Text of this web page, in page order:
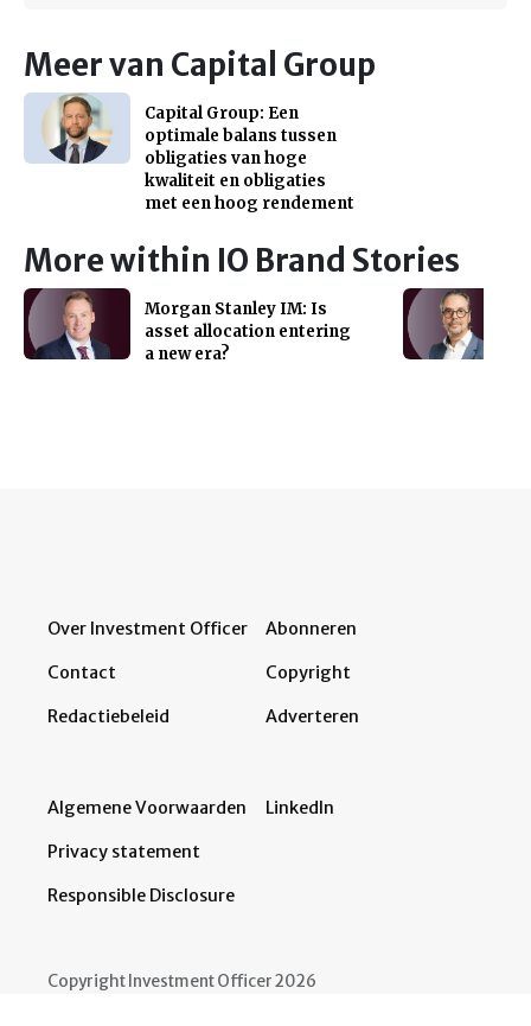
Meer van Capital Group
Capital Group: Een
optimale balans tussen
obligaties van hoge
kwaliteit en obligaties
met een hoog rendement
More within IO Brand Stories
Morgan Stanley IM: Is
asset allocation entering
a new era?
Over Investment Officer
Contact
Redactiebeleid
Abonneren
Copyright
Adverteren
Algemene Voorwaarden
Privacy statement
Responsible Disclosure
LinkedIn
Copyright Investment Officer 2026